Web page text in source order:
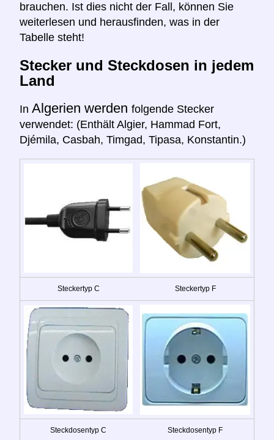
brauchen. Ist dies nicht der Fall, können Sie
weiterlesen und herausfinden, was in der
Tabelle steht!
Stecker und Steckdosen in jedem
Land
In Algerien werden folgende Stecker
verwendet: (Enthält Algier, Hammad Fort,
Djémila, Casbah, Timgad, Tipasa, Konstantin.)
Steckertyp C Steckertyp F
Steckdosentyp C Steckdosentyp F